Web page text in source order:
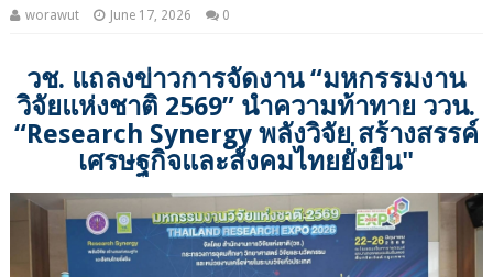
worawut June 17, 2026 0
วช. แถลงข่าวการจัดงาน “มหกรรมงาน
วิจัยแห่งชาติ 2569” นำความท้าทาย ววน.
“Research Synergy พลังวิจัย สร้างสรรค์
เศรษฐกิจและสังคมไทยยั่งยืน"